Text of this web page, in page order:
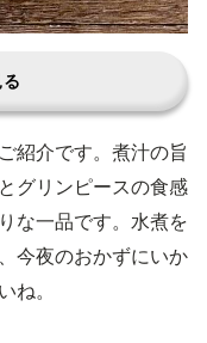
紹介です。煮汁の旨
グリンピースの食感
な一品です。水煮を
今夜のおかずにいか
ね。